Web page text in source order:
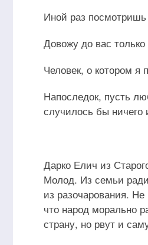
Иной раз
Довожу до вас
Человек, о котором
Напоследок, пусть
случилось бы ничего
Дарко Елич из
Молод. Из семьи
из разочарования.
что народ морально
страну, но рвут и